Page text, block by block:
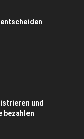
und
bezahlen